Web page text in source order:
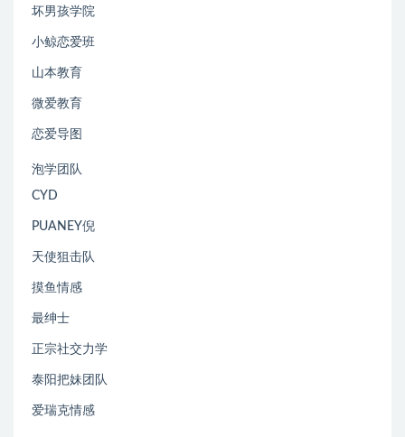
坏男孩学院
小鲸恋爱班
山本教育
微爱教育
恋爱导图
泡学团队
CYD
PUANEY倪
天使狙击队
摸鱼情感
最绅士
正宗社交力学
泰阳把妹团队
爱瑞克情感